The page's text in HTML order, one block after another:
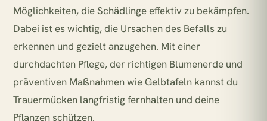
Möglichkeiten, die Schädlinge effektiv zu bekämpfen.
Dabei ist es wichtig, die Ursachen des Befalls zu
erkennen und gezielt anzugehen. Mit einer
durchdachten Pflege, der richtigen Blumenerde und
präventiven Maßnahmen wie Gelbtafeln kannst du
Trauermücken langfristig fernhalten und deine
Pflanzen schützen.